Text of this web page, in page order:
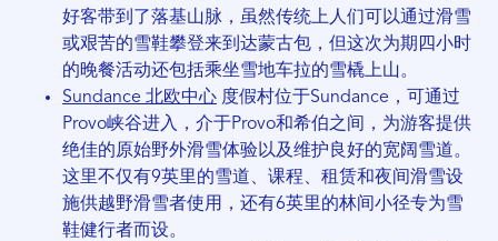
好客带到了落基山脉，虽然传统上人们可以通过滑雪
或艰苦的雪鞋攀登来到达蒙古包，但这次为期四小时
的晚餐活动还包括乘坐雪地车拉的雪橇上山。
Sundance 北欧中心 度假村位于Sundance，可通过
Provo峡谷进入，介于Provo和希伯之间，为游客提供
绝佳的原始野外滑雪体验以及维护良好的宽阔雪道。
这里不仅有9英里的雪道、课程、租赁和夜间滑雪设
施供越野滑雪者使用，还有6英里的林间小径专为雪
鞋健行者而设。